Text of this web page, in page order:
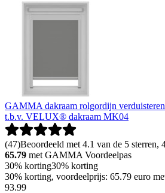
GAMMA dakraam rolgordijn
t.b.v. VELUX® dakraam MK04
(47)Beoordeeld met 4.1 van de 5 sterren,
65.79 met GAMMA Voordeelpas
30% korting30% korting
30% korting, voordeelprijs: 65.79 euro
93.99